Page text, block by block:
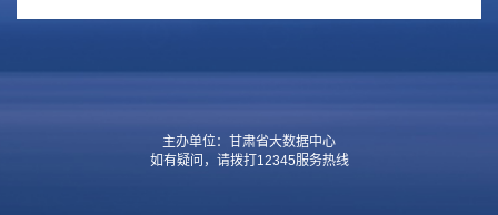
主办单位：甘肃省大数据中心
如有疑问，请拨打12345服务热线